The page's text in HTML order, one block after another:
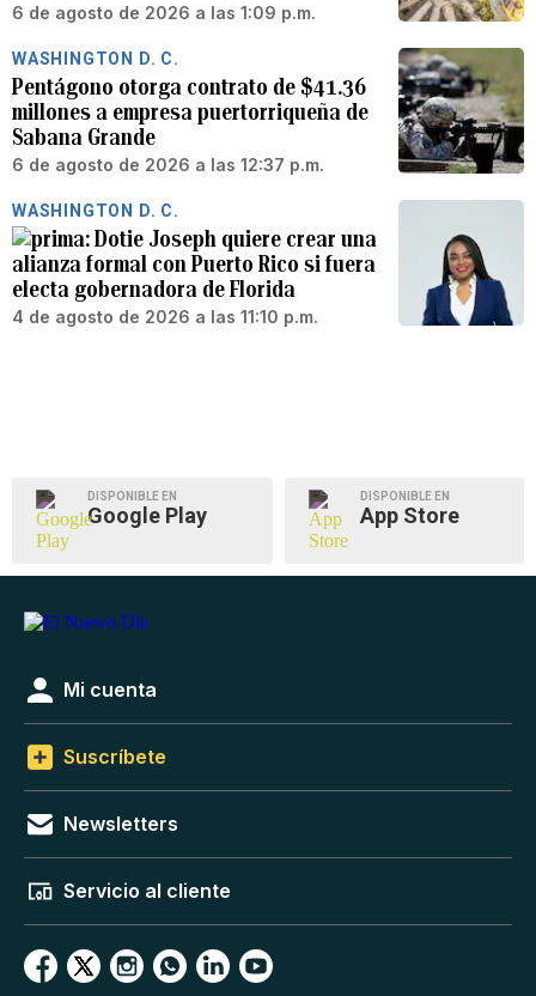
6 de agosto de 2026 a las 1:09 p.m.
WASHINGTON D. C.
Pentágono otorga contrato de $41.36
millones a empresa puertorriqueña de
Sabana Grande
6 de agosto de 2026 a las 12:37 p.m.
WASHINGTON D. C.
Dotie Joseph quiere crear una
alianza formal con Puerto Rico si fuera
electa gobernadora de Florida
4 de agosto de 2026 a las 11:10 p.m.
DISPONIBLE EN
Google Play
DISPONIBLE EN
App Store
Mi cuenta
Suscríbete
Newsletters
Servicio al cliente